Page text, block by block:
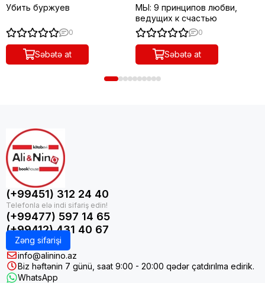
Убить буржуев
0
Səbətə at
МЫ: 9 принципов любви,
ведущих к счастью
0
Səbətə at
(+99451) 312 24 40
(+99477) 597 14 65
(+99412) 431 40 67
Zəng sifarişi
info@alinino.az
Biz həftənin 7 günü, saat 9:00 - 20:00 qədər çatdırılma edirik.
WhatsApp